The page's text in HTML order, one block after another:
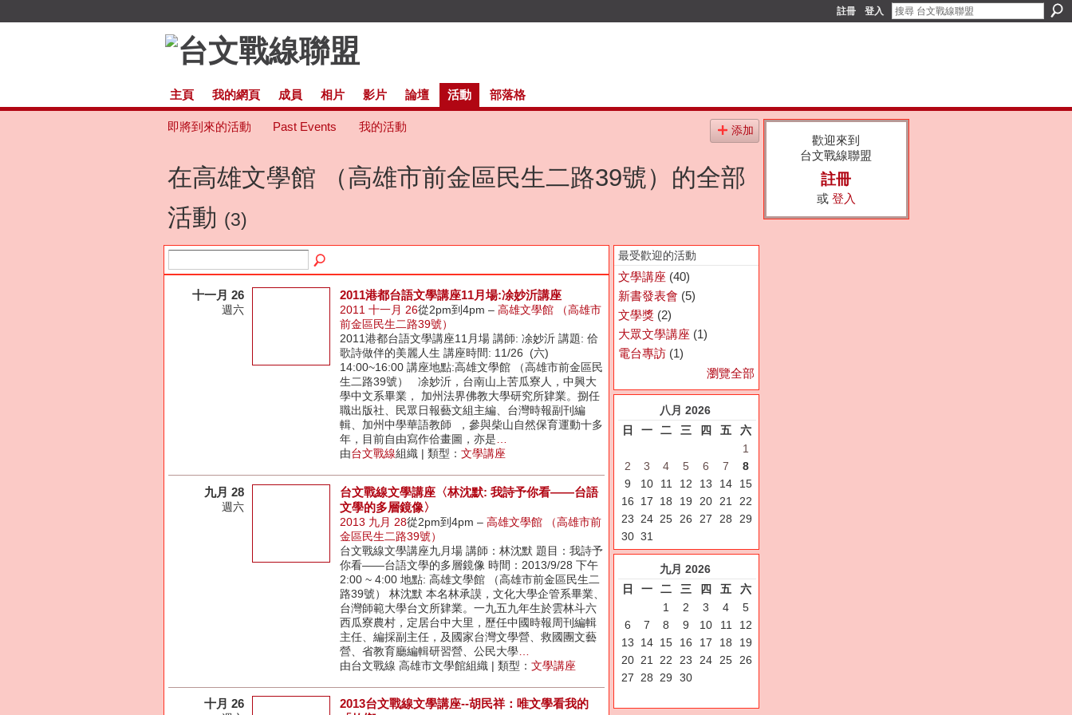
註冊 登入
主頁 我的網頁 成員 相片 影片 論壇 活動 部落格
即將到來的活動 Past Events 我的活動 添加
在高雄文學館 （高雄市前金區民生二路39號）的全部
活動 (3)
十一月 26
週六
2011港都台語文學講座11月場:凃妙沂講座
2011 十一月 26從2pm到4pm – 高雄文學館 （高雄市
前金區民生二路39號）
2011港都台語文學講座11月場 講師: 凃妙沂 講題: 佮
歌詩做伴的美麗人生 講座時間: 11/26 (六)
14:00~16:00 講座地點:高雄文學館 （高雄市前金區民
生二路39號） 凃妙沂，台南山上苦瓜寮人，中興大
學中文系畢業， 加州法界佛教大學研究所肄業。捌任
職出版社、民眾日報藝文組主編、台灣時報副刊編
輯、加州中學華語教師 ，參與柴山自然保育運動十多
年，目前自由寫作佮畫圖，亦是
由台文戰線組織 | 類型： 文學講座
九月 28
週六
台文戰線文學講座〈林沈默: 我詩予你看——台語
文學的多層鏡像〉
2013 九月 28從2pm到4pm – 高雄文學館 （高雄市前
金區民生二路39號）
台文戰線文學講座九月場 講師：林沈默 題目：我詩予
你看——台語文學的多層鏡像 時間：2013/9/28 下午
2:00 ~ 4:00 地點: 高雄文學館 （高雄市前金區民生二
路39號） 林沈默 本名林承謨，文化大學企管系畢業、
台灣師範大學台文所肄業。一九五九年生於雲林斗六
西瓜寮農村，定居台中大里，歷任中國時報周刊編輯
主任、編採副主任，及國家台灣文學營、救國團文藝
營、省教育廳編輯研習營、公民大學…
由台文戰線 高雄市文學館組織 | 類型： 文學講座
十月 26
2013台文戰線文學講座--胡民祥：唯文學看我的
最受歡迎的活動
文學講座 (40)
新書發表會 (5)
文學獎(2)
大眾文學講座 (1)
電台專訪(1)
瀏覽全部
八月 2026
日
一 二 三 四 五
六
1
2
3 4 5 6 7
8
9
10 11 12 13 14
15
16
17 18 19 20 21
22
23
24 25 26 27 28
29
30 31
九月 2026
日
一 二 三 四 五
六
1
2 3 4
5
6
7 8 9 10 11
12
13
14 15 16 17 18
19
20 21 22 23 24 25
26
27
28 29 30
歡迎來到
台文戰線聯盟
註冊
或 登入